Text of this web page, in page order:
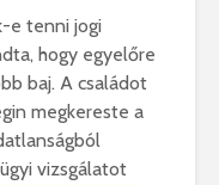
e tenni jogi
hogy egyelőre
baj. A családot
megkereste a
vizsgálatot